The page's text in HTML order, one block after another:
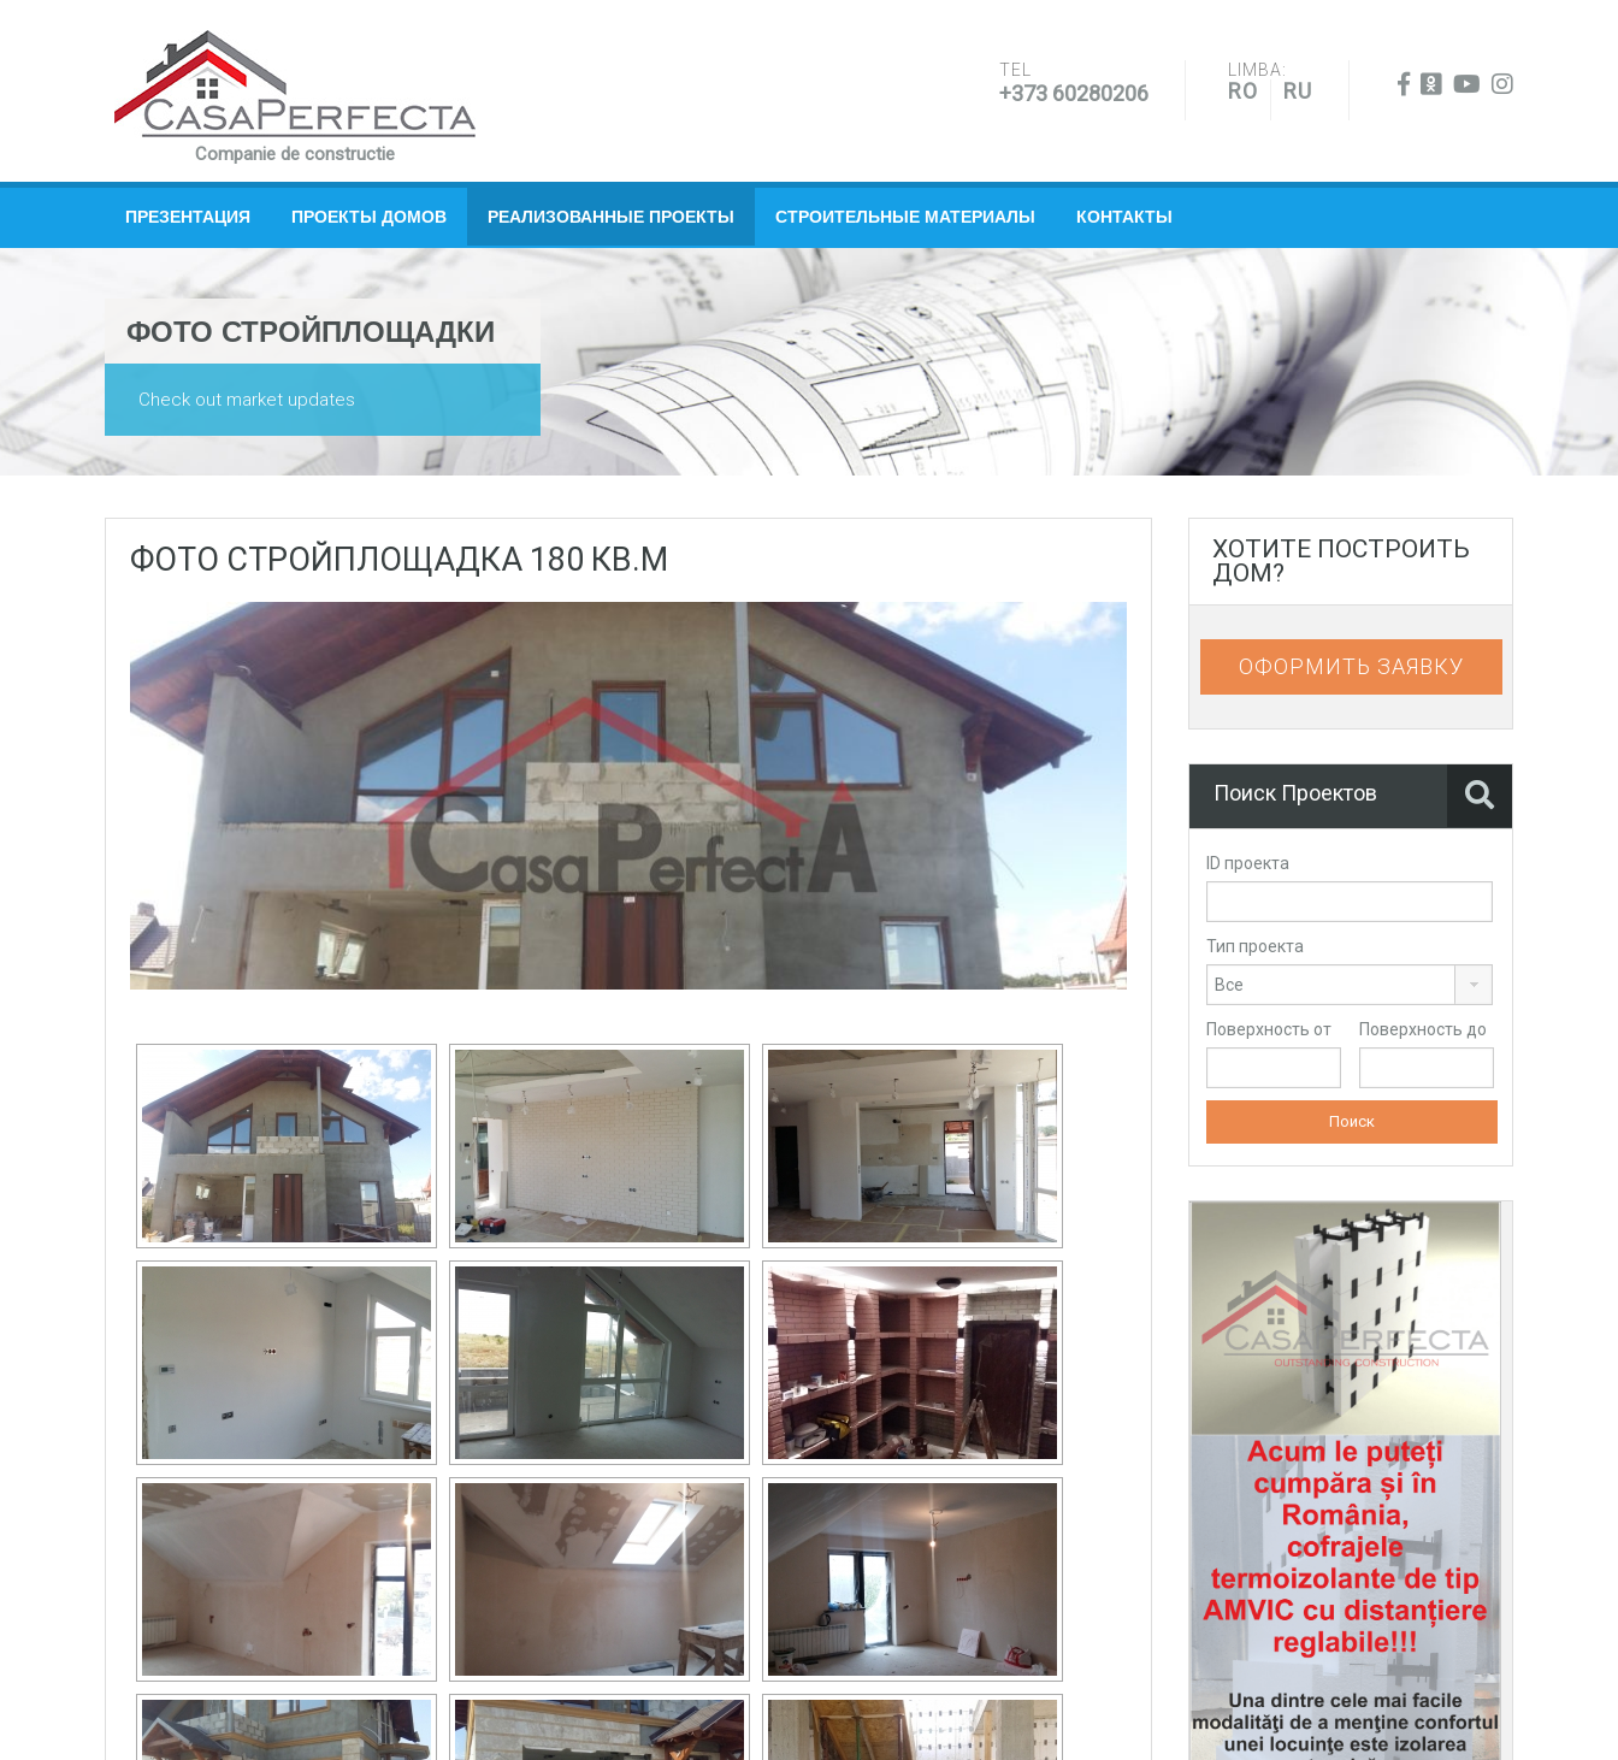
Companie de constructie
TEL
+373 60280206
LIMBA:
RO RU
ПРЕЗЕНТАЦИЯ ПРОЕКТЫ ДОМОВ РЕАЛИЗОВАННЫЕ ПРОЕКТЫ СТРОИТЕЛЬНЫЕ МАТЕРИАЛЫ КОНТАКТЫ
ФОТО СТРОЙПЛОЩАДКИ
Check out market updates
ФОТО СТРОЙПЛОЩАДКА 180 КВ.М
ХОТИТЕ ПОСТРОИТЬ
ДОМ?
ОФОРМИТЬ ЗАЯВКУ
Поиск Проектов
ID проекта
Тип проекта
Поверхность от Поверхность до